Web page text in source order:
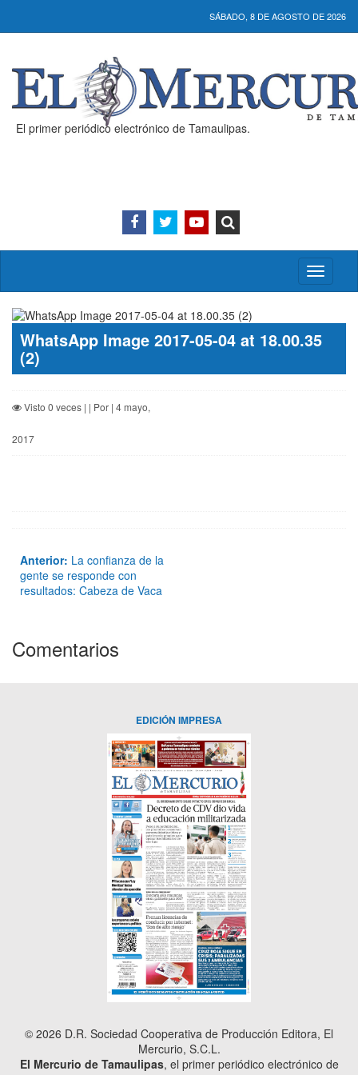
SÁBADO, 8 DE AGOSTO DE 2026
El primer periódico electrónico de Tamaulipas.
Activar/
menú
WhatsApp Image 2017-05-04 at 18.00.35
(2)
Visto 0 veces | | Por | 4 mayo,
2017
Anterior: La confianza de la
gente se responde con
resultados: Cabeza de Vaca
Comentarios
EDICIÓN IMPRESA
© 2026 D.R. Sociedad Cooperativa de Producción Editora, El
Mercurio, S.C.L.
El Mercurio de Tamaulipas, el primer periódico electrónico de